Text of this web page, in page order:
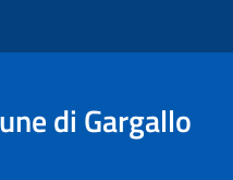
di Gargallo